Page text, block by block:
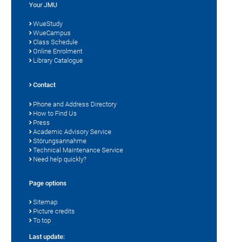
Your JMU
WueStudy
WueCampus
Class Schedule
Online Enrolment
Library Catalogue
Contact
Phone and Address Directory
How to Find Us
Press
Academic Advisory Service
Störungsannahme
Technical Maintenance Service
Need help quickly?
Page options
Sitemap
Picture credits
To top
Last update: